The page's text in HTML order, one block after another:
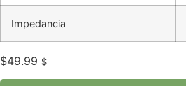
Impedancia
$49.99 $